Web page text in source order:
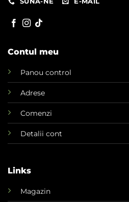
Contul meu
Panou control
Adrese
Comenzi
Detalii cont
Links
Magazin